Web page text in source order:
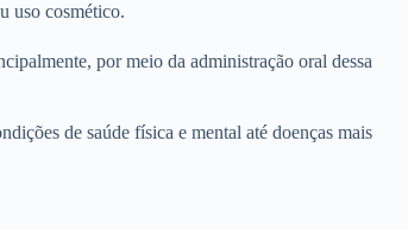
uso cosmético.
por meio da administração oral dessa
de saúde física e mental até doenças mais